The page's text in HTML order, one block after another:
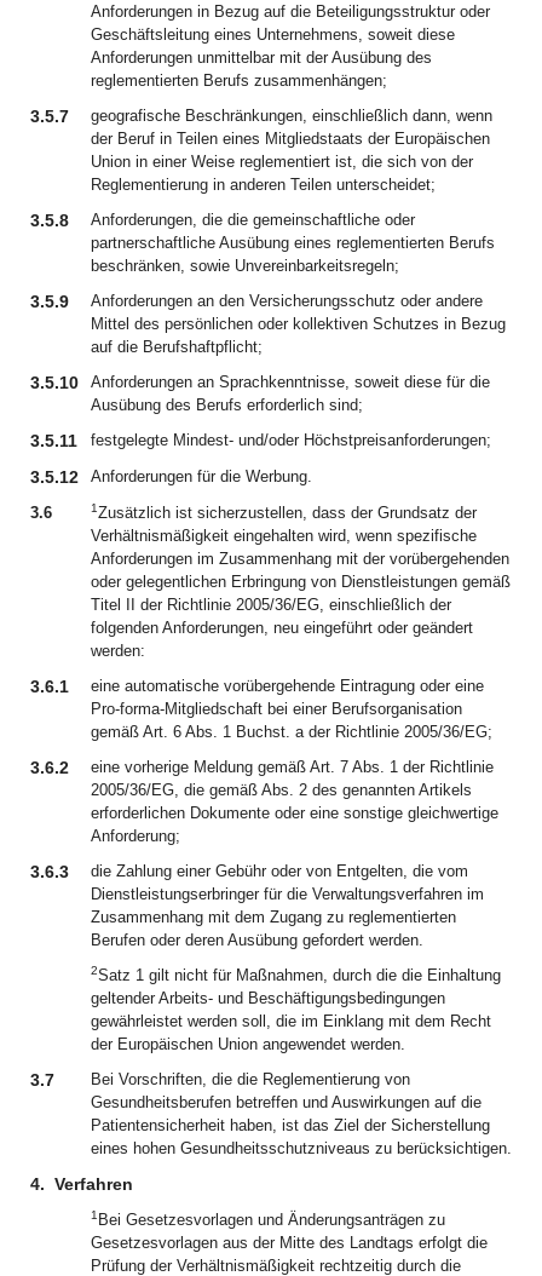
Anforderungen in Bezug auf die Beteiligungsstruktur oder
Geschäftsleitung eines Unternehmens, soweit diese
Anforderungen unmittelbar mit der Ausübung des
reglementierten Berufs zusammenhängen;
3.5.7
geografische Beschränkungen, einschließlich dann, wenn
der Beruf in Teilen eines Mitgliedstaats der Europäischen
Union in einer Weise reglementiert ist, die sich von der
Reglementierung in anderen Teilen unterscheidet;
3.5.8
Anforderungen, die die gemeinschaftliche oder
partnerschaftliche Ausübung eines reglementierten Berufs
beschränken, sowie Unvereinbarkeitsregeln;
3.5.9
Anforderungen an den Versicherungsschutz oder andere
Mittel des persönlichen oder kollektiven Schutzes in Bezug
auf die Berufshaftpflicht;
3.5.10
Anforderungen an Sprachkenntnisse, soweit diese für die
Ausübung des Berufs erforderlich sind;
3.5.11 festgelegte Mindest- und/oder Höchstpreisanforderungen;
3.5.12
Anforderungen für die Werbung.
3.6
1Zusätzlich ist sicherzustellen, dass der Grundsatz der
Verhältnismäßigkeit eingehalten wird, wenn spezifische
Anforderungen im Zusammenhang mit der vorübergehenden
oder gelegentlichen Erbringung von Dienstleistungen gemäß
Titel II der Richtlinie 2005/36/EG, einschließlich der
folgenden Anforderungen, neu eingeführt oder geändert
werden:
3.6.1
eine automatische vorübergehende Eintragung oder eine
Pro-forma-Mitgliedschaft bei einer Berufsorganisation
gemäß Art. 6 Abs. 1 Buchst. a der Richtlinie 2005/36/EG;
3.6.2
eine vorherige Meldung gemäß Art. 7 Abs. 1 der Richtlinie
2005/36/EG, die gemäß Abs. 2 des genannten Artikels
erforderlichen Dokumente oder eine sonstige gleichwertige
Anforderung;
3.6.3
die Zahlung einer Gebühr oder von Entgelten, die vom
Dienstleistungserbringer für die Verwaltungsverfahren im
Zusammenhang mit dem Zugang zu reglementierten
Berufen oder deren Ausübung gefordert werden.
2Satz 1 gilt nicht für Maßnahmen, durch die die Einhaltung
geltender Arbeits- und Beschäftigungsbedingungen
gewährleistet werden soll, die im Einklang mit dem Recht
der Europäischen Union angewendet werden.
3.7
Bei Vorschriften, die die Reglementierung von
Gesundheitsberufen betreffen und Auswirkungen auf die
Patientensicherheit haben, ist das Ziel der Sicherstellung
eines hohen Gesundheitsschutzniveaus zu berücksichtigen.
4. Verfahren
1 Bei Gesetzesvorlagen und Änderungsanträgen zu
Gesetzesvorlagen aus der Mitte des Landtags erfolgt die
Prüfung der Verhältnismäßigkeit rechtzeitig durch die